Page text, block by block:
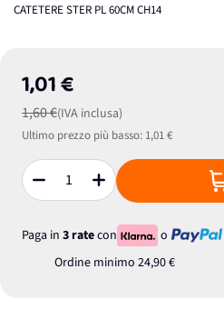
CATETERE STER PL 60CM CH14
1,01 €
1,60 €(IVA inclusa)
Ultimo prezzo più basso: 1,01 €
Quantità
Paga in 3 ratecon
o
Ordine minimo 24,90 €